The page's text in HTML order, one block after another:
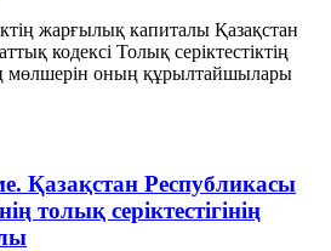
жарғылық капиталы Қазақстан
кодексi Толық серiктестiктiң
мөлшерiн оның құрылтайшылары
Қазақстан Республикасы
толық серіктестігінің